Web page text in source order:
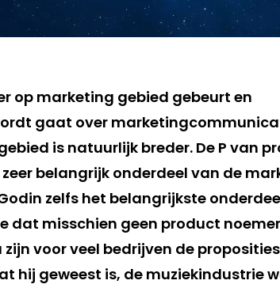
op marketing gebied gebeurt en
gaat over
is natuurlijk breder. De P van
belangrijk onderdeel van de
zelfs het belangrijkste
dat misschien geen product
voor veel bedrijven de
hij geweest is, de muziekindustrie